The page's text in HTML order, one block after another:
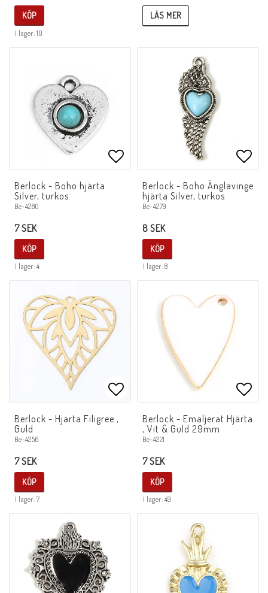
I lager: 10
KÖP LÄS MER
Lägg till i favoritlistan
Berlock - Boho hjärta
Silver, turkos
Be-4280
7 SEK
I lager: 4
KÖP
Berlock - Boho Änglavinge
hjärta Silver, turkos
Be-4279
8 SEK
I lager: 8
KÖP
Lägg till i favoritlistan
Berlock - Hjärta Filigree ,
Guld
Be-4256
7 SEK
I lager: 7
KÖP
Berlock - Emaljerat Hjärta
, Vit & Guld 29mm
Be-4221
7 SEK
I lager: 49
KÖP